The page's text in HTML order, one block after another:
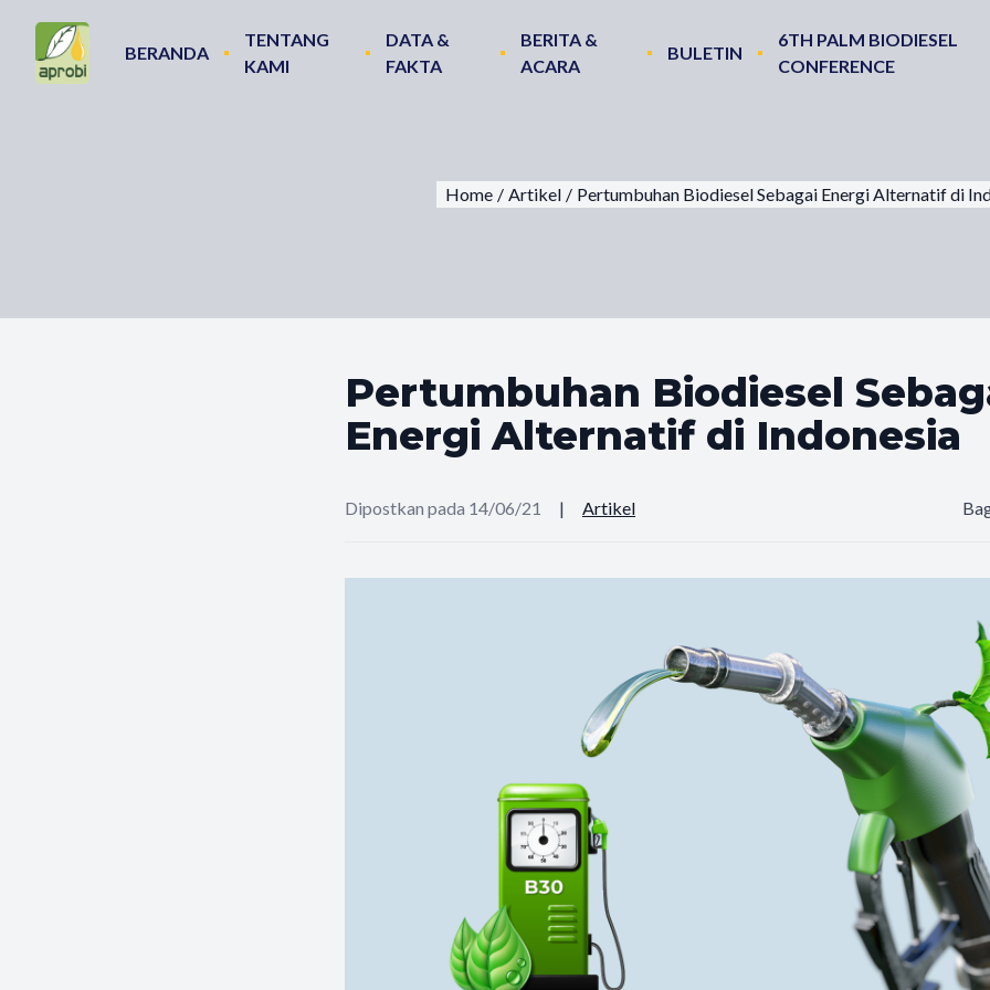
BERANDA
TENTANG
KAMI
DATA &
FAKTA
BERITA &
ACARA
BULETIN
6TH PALM BIODIESEL
CONFERENCE
Home / Artikel / Pertumbuhan Biodiesel Sebagai Energi Alternatif di
Pertumbuhan Biodiesel
Energi Alternatif di Indonesia
Dipostkan pada 14/06/21 | Artikel